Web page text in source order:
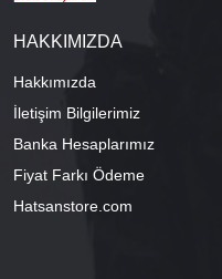
HAKKIMIZDA
Hakkımızda
İletişim Bilgilerimiz
Banka Hesaplarımız
Fiyat Farkı Ödeme
Hatsanstore.com